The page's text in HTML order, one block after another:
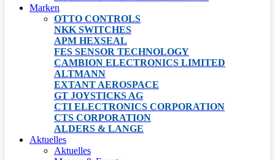
Marken
OTTO CONTROLS
NKK SWITCHES
APM HEXSEAL
FES SENSOR TECHNOLOGY
CAMBION ELECTRONICS LIMITED
ALTMANN
EXTANT AEROSPACE
GT JOYSTICKS AG
CTI ELECTRONICS CORPORATION
CTS CORPORATION
ALDERS & LANGE
Aktuelles
Aktuelles